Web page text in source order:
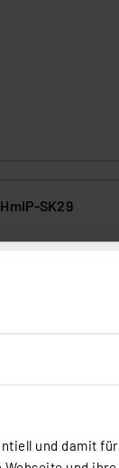
und damit
SK29